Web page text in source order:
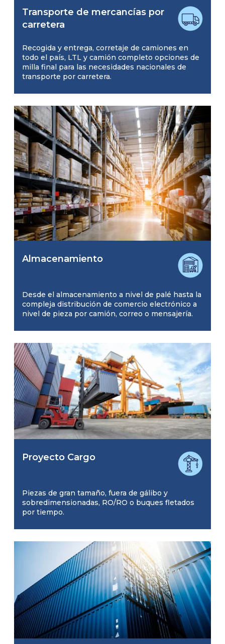
Transporte de mercancías por
carretera
Recogida y entrega, corretaje de camiones en
todo el país, LTL y camión completo opciones de
milla final para las necesidades nacionales de
transporte por carretera.
Almacenamiento
Desde el almacenamiento a nivel de palé hasta la
compleja distribución de comercio electrónico a
nivel de pieza por camión, correo o mensajería.
Proyecto Cargo
Piezas de gran tamaño, fuera de gálibo y
sobredimensionadas, RO/RO o buques fletados
por tiempo.